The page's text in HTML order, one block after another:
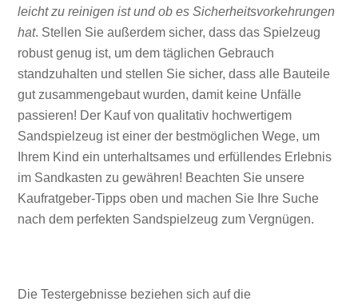
leicht zu reinigen ist und ob es Sicherheitsvorkehrungen
hat. Stellen Sie außerdem sicher, dass das Spielzeug
robust genug ist, um dem täglichen Gebrauch
standzuhalten und stellen Sie sicher, dass alle Bauteile
gut zusammengebaut wurden, damit keine Unfälle
passieren! Der Kauf von qualitativ hochwertigem
Sandspielzeug ist einer der bestmöglichen Wege, um
Ihrem Kind ein unterhaltsames und erfüllendes Erlebnis
im Sandkasten zu gewähren! Beachten Sie unsere
Kaufratgeber-Tipps oben und machen Sie Ihre Suche
nach dem perfekten Sandspielzeug zum Vergnügen.
Die Testergebnisse beziehen sich auf die